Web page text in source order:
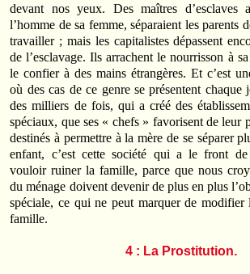
devant nos yeux. Des maîtres d’esclaves
l’homme de sa femme, séparaient les parents
travailler ; mais les capitalistes dépassent
de l’esclavage. Ils arrachent le nourrisson à
le confier à des mains étrangères. Et c’est
où des cas de ce genre se présentent chaque
des milliers de fois, qui a créé des
spéciaux, que ses « chefs » favorisent de leur
destinés à permettre à la mère de se séparer
enfant, c’est cette société qui a le front
vouloir ruiner la famille, parce que nous
du ménage doivent devenir de plus en plus
spéciale, ce qui ne peut marquer de
famille.
4 : La Prostitution.